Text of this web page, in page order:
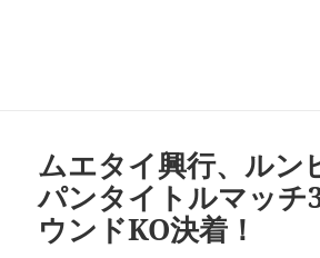
ムエタイ興行、ルン
パンタイトルマッチ
ウンドKO決着！